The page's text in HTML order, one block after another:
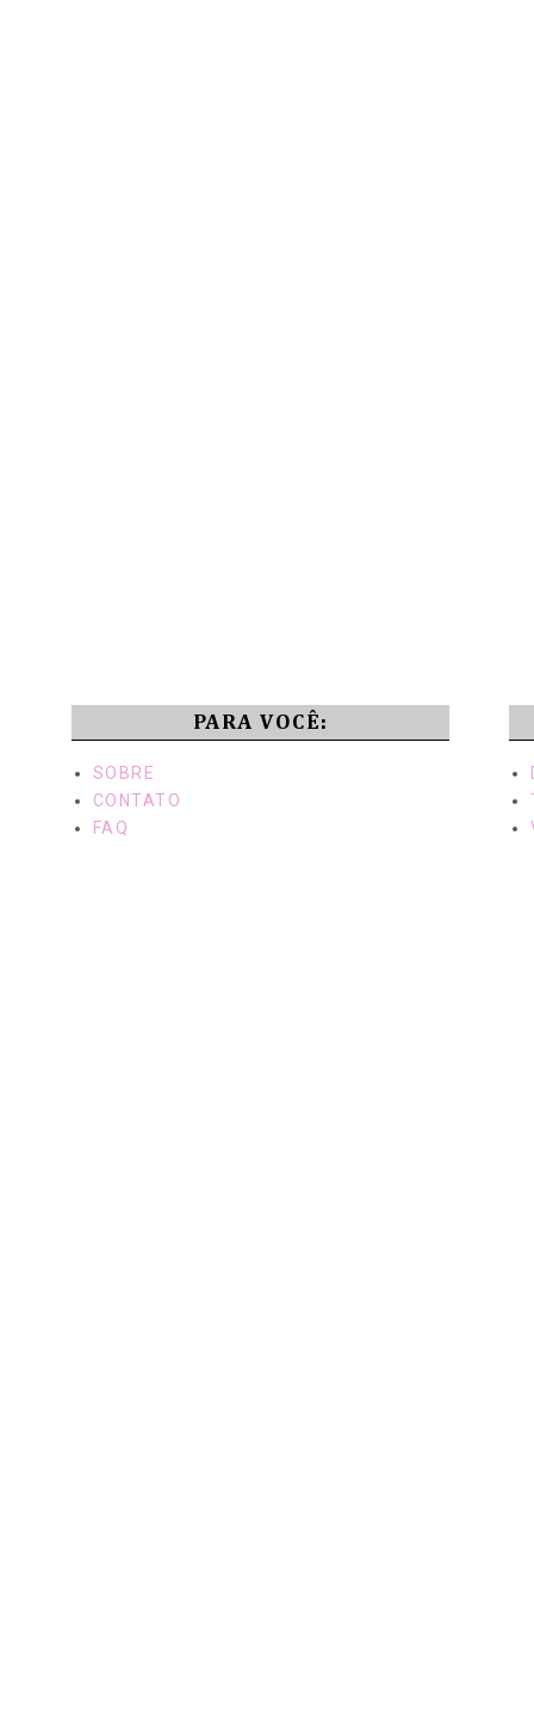
PARA VOCÊ:
SOBRE
CONTATO
FAQ